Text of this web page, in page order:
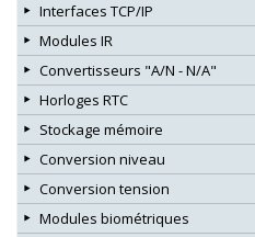
Interfaces TCP/IP
Modules IR
Convertisseurs "A/N - N/A"
Horloges RTC
Stockage mémoire
Conversion niveau
Conversion tension
Modules biométriques